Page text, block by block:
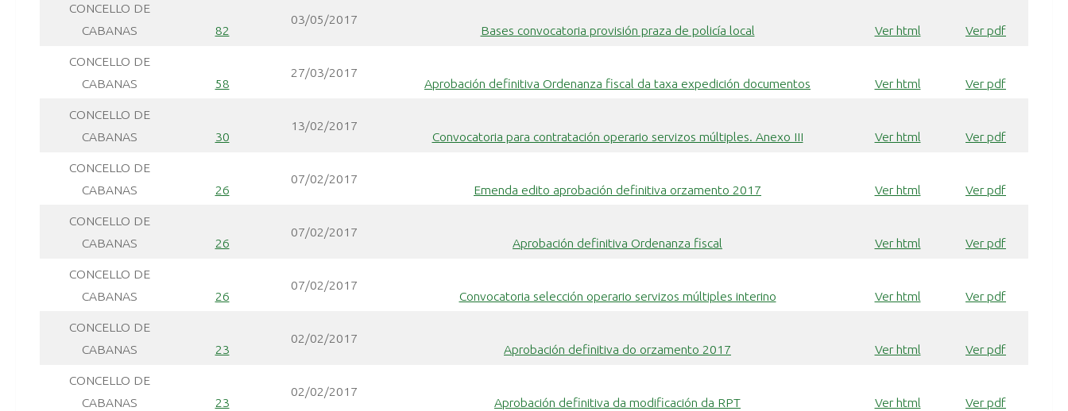
CONCELLO DE
CABANAS
82
03/05/2017
Bases convocatoria provisión praza de policía local Ver html Ver pdf
CONCELLO DE
CABANAS
58
27/03/2017
Aprobación definitiva Ordenanza fiscal da taxa expedición documentos Ver html Ver pdf
CONCELLO DE
CABANAS
30
13/02/2017
Convocatoria para contratación operario servizos múltiples. Anexo III Ver html Ver pdf
CONCELLO DE
CABANAS
26
07/02/2017
Emenda edito aprobación definitiva orzamento 2017 Ver html Ver pdf
CONCELLO DE
CABANAS
26
07/02/2017
Aprobación definitiva Ordenanza fiscal Ver html Ver pdf
CONCELLO DE
CABANAS
26
07/02/2017
Convocatoria selección operario servizos múltiples interino Ver html Ver pdf
CONCELLO DE
CABANAS
23
02/02/2017
Aprobación definitiva do orzamento 2017 Ver html Ver pdf
CONCELLO DE
CABANAS
23
02/02/2017
Aprobación definitiva da modificación da RPT Ver html Ver pdf